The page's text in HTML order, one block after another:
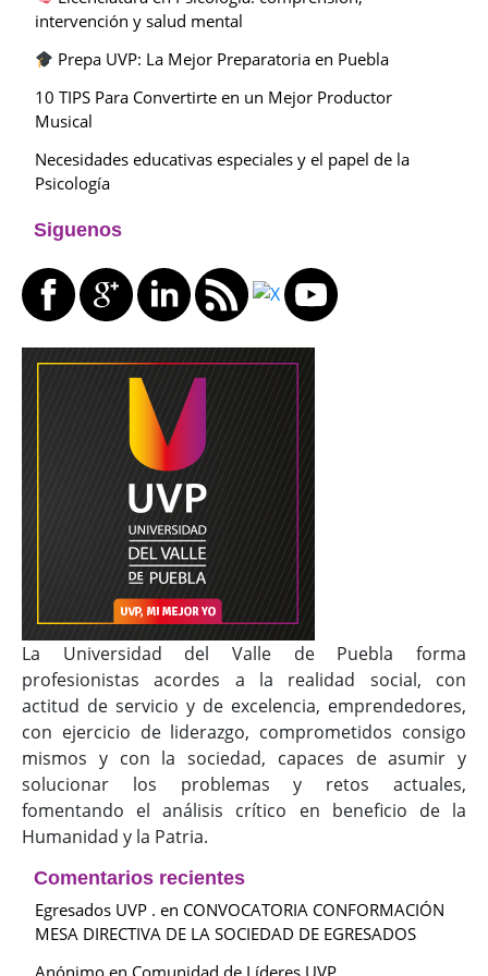
intervención y salud mental
Prepa UVP: La Mejor Preparatoria en Puebla
10 TIPS Para Convertirte en un Mejor Productor
Musical
Necesidades educativas especiales y el papel de la
Psicología
Siguenos
La Universidad del Valle de Puebla forma
profesionistas acordes a la realidad social, con
actitud de servicio y de excelencia, emprendedores,
con ejercicio de liderazgo, comprometidos consigo
mismos y con la sociedad, capaces de asumir y
solucionar los problemas y retos actuales,
fomentando el análisis crítico en beneficio de la
Humanidad y la Patria.
Comentarios recientes
Egresados UVP . en CONVOCATORIA CONFORMACIÓN
MESA DIRECTIVA DE LA SOCIEDAD DE EGRESADOS
Anónimo en Comunidad de Líderes UVP